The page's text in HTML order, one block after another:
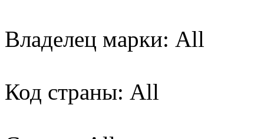
Владелец марки: All
Код страны: All